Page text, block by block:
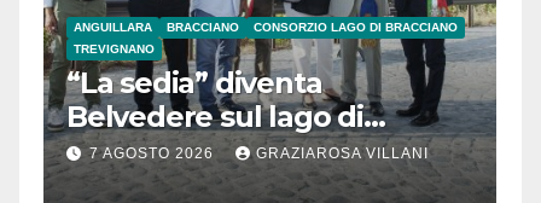
ANGUILLARA BRACCIANO
CONSORZIO LAGO DI BRACCIANO
TREVIGNANO
“La sedia” diventa
Belvedere sul lago di
Bracciano: ieri
l’inaugurazione
7 AGOSTO 2026 GRAZIAROSA VILLANI